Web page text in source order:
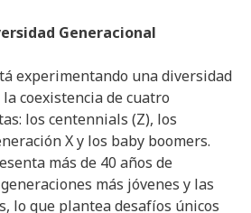
Generacional
experimentando una diversidad
coexistencia de cuatro
los centennials (Z), los
X y los baby boomers.
más de 40 años de
más jóvenes y las
lo que plantea desafíos únicos